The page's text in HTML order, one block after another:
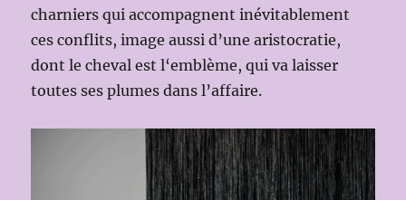
charniers qui accompagnent inévitablement
ces conflits, image aussi d’une aristocratie,
dont le cheval est l‘emblème, qui va laisser
toutes ses plumes dans l’affaire.